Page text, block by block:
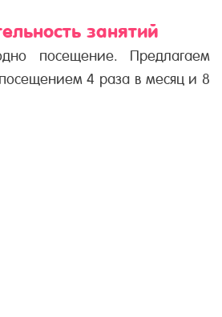
занятий
посещение. Предлагаем
4 раза в месяц и 8